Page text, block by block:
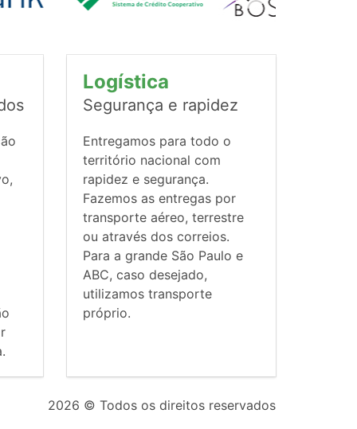
Logística
Segurança e rapidez
Entregamos para todo o
território nacional com
rapidez e segurança.
Fazemos as entregas por
transporte aéreo, terrestre
ou através dos correios.
Para a grande São Paulo e
ABC, caso desejado,
utilizamos transporte
próprio.
2026 © Todos os direitos reservados